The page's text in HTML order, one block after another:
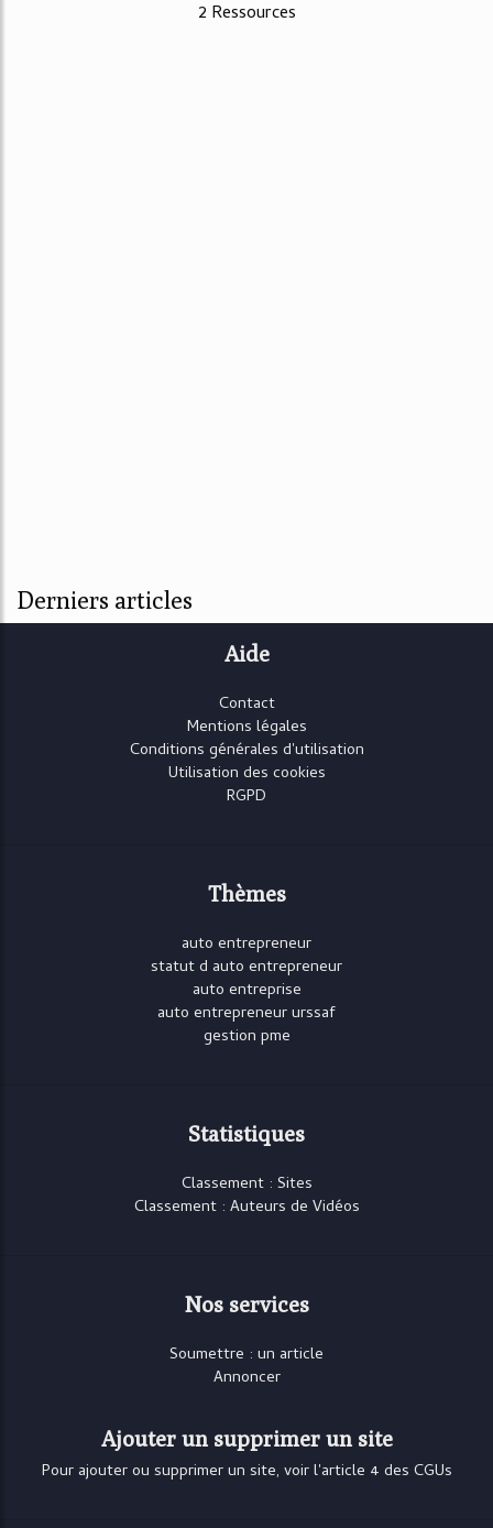
2 Ressources
Derniers articles
Aide
Contact
Mentions légales
Conditions générales d'utilisation
Utilisation des cookies
RGPD
Thèmes
auto entrepreneur
statut d auto entrepreneur
auto entreprise
auto entrepreneur urssaf
gestion pme
Statistiques
Classement : Sites
Classement : Auteurs de Vidéos
Nos services
Soumettre : un article
Annoncer
Ajouter un supprimer un site
Pour ajouter ou supprimer un site, voir l'article 4 des CGUs